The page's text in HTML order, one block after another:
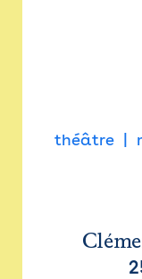
théâtre